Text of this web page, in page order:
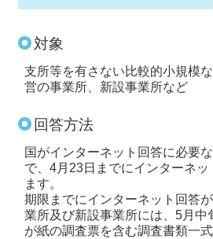
対象
支所等を有さない比較的小規模
営の事業所、新設事業所など
回答方法
国がインターネット回答に必要
で、4月23日までにインターネッ
ます。
期限までにインターネット回答
業所及び新設事業所には、5月中
が紙の調査票を含む調査書類一